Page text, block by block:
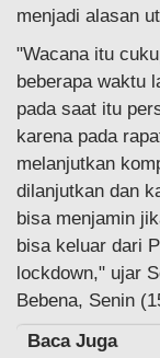
menjadi alasan
"Wacana itu
beberapa waktu
pada saat itu
karena pada
melanjutkan
dilanjutkan dan
bisa menjamin
bisa keluar dari
lockdown," ujar
Bebena, Senin
Baca Juga